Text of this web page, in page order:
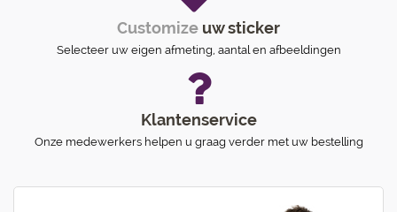
Customize uw sticker
Selecteer uw eigen afmeting, aantal en afbeeldingen
Klantenservice
Onze medewerkers helpen u graag verder met uw bestelling